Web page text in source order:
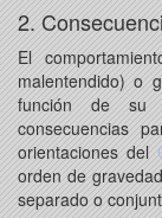
2.
El
malentendido) o
función de su
consecuencias
orientaciones del
orden de
separado o